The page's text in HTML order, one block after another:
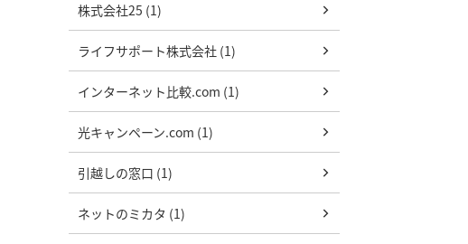
株式会社25 (1)
ライフサポート株式会社 (1)
インターネット比較.com (1)
光キャンペーン.com (1)
引越しの窓口 (1)
ネットのミカタ (1)